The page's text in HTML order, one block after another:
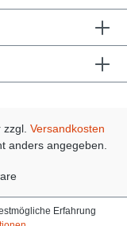
Versandkosten
anders angegeben.
Erfahrung